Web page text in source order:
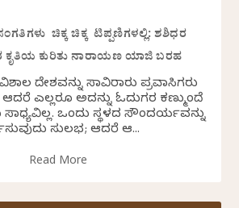
ಚಿಕ್ಕ ಚಿಕ್ಕ ಟಿಪ್ಪಣಿಗಳಲ್ಲಿ: ಶಶಿಧರ
ಕುರಿತು ನಾರಾಯಣ ಯಾಜಿ ಬರಹ
ದೇಶವನ್ನು ಸಾವಿರಾರು ಪ್ರವಾಸಿಗರು
ಎಲ್ಲರೂ ಅದನ್ನು ಓದುಗರ ಕಣ್ಮುಂದೆ
ಒಂದು ಸ್ಥಳದ ಸೌಂದರ್ಯವನ್ನು
ಸುಲಭ; ಆದರೆ ಆ...
Read More